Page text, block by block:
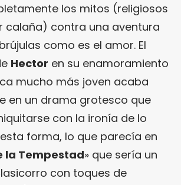
los mitos (religiosos
calaña) contra una aventura
como es el amor. El
Hector en su enamoramiento
mucho más joven acaba
en un drama grotesco que
con la ironía de lo
forma, lo que parecía en
la Tempestad» que sería un
con toques de